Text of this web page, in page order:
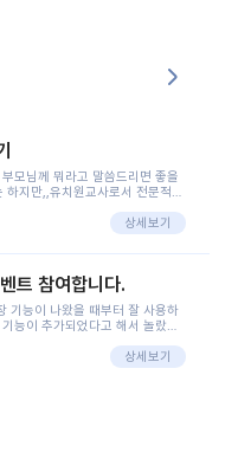
모님께 뭐라고 말씀드리면 좋을
지만,,유치원교사로서 전문적인
니죠 ㅜㅜ)꼬망봇의 장점은 지
인지 남자인지 등그래도 좀 기본
가 있어그때마다 정보를 입력하는
를 써볼 수 있어서 좋았어요!앞
더라면 ㅜㅜㅜㅜ?응대 팁이 정말
들이 잘 이해 되지만초임 때는 정
도움을 요청했었거든요..ㅠ*일지
상세보기
트 참여합니다.
기능이 나왔을 때부터 잘 사용하
능이 추가되었다고 해서 놀랐습
습니다 ㅠㅠ이번에 제가 원에서
내용을 함께 보시고,저와 비슷한
상세보기